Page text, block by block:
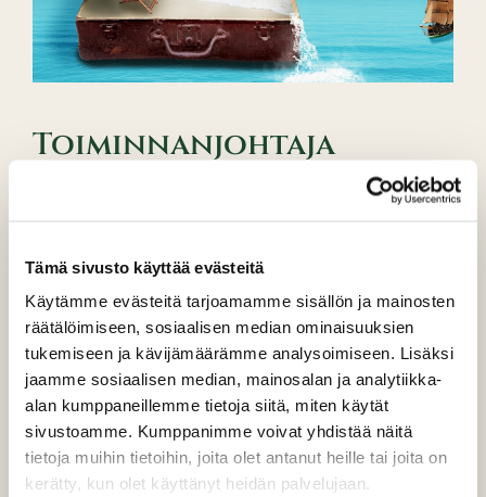
Tämä sivusto käyttää evästeitä
Käytämme evästeitä tarjoamamme sisällön ja mainosten
räätälöimiseen, sosiaalisen median ominaisuuksien
tukemiseen ja kävijämäärämme analysoimiseen. Lisäksi
jaamme sosiaalisen median, mainosalan ja analytiikka-
alan kumppaneillemme tietoja siitä, miten käytät
sivustoamme. Kumppanimme voivat yhdistää näitä
tietoja muihin tietoihin, joita olet antanut heille tai joita on
kerätty, kun olet käyttänyt heidän palvelujaan.
Toiminnanjohtaja
Ajanvarauksissa, ryhmätiedusteluissa ja jäsenasioissa
jne. auttaa teitä caddiemasterimme Anita ja Asta p. 040-
59 69 257 tai caddiemaster@puulagolf.fi.
Mukavaa elokuuta ja syksyn alkua kaikille! T. Sari
Ravander